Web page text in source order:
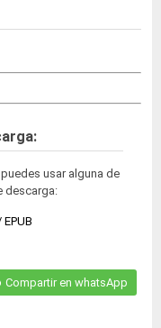
usar alguna de
descarga:
Compartir en whatsApp